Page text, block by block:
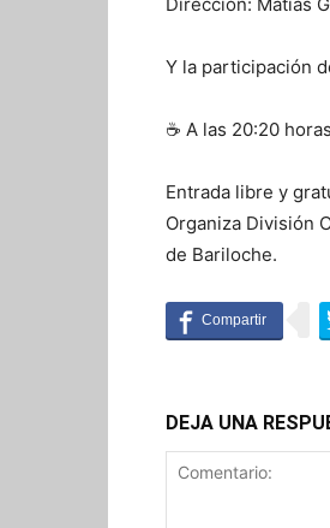
Y la participación
☕ A las 20:20
Entrada libre y
Organiza División
de Bariloche.
DEJA UNA